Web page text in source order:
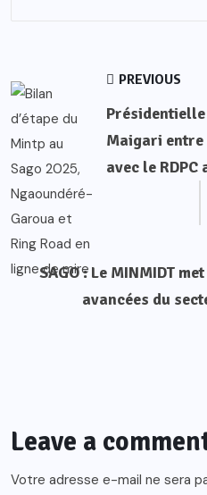
PREVIOUS
Maigari entre
avec le RDPC
SAGO : Le MINMIDT
avancées du
Leave a
Votre adresse e-mail ne sera